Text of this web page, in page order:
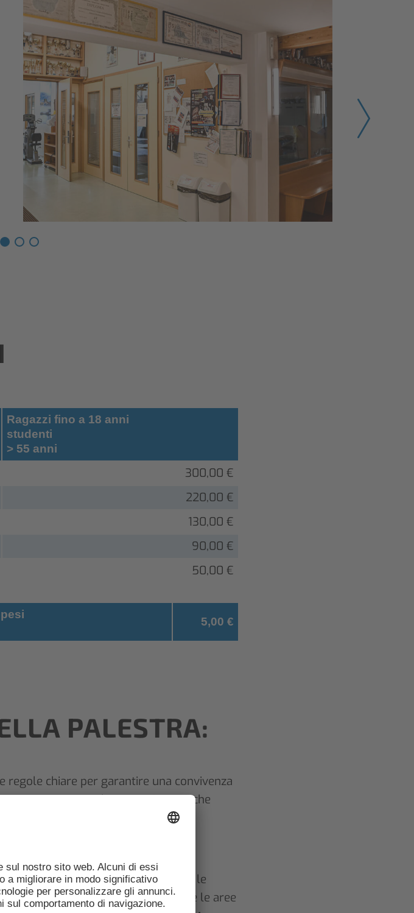
Ragazzi fino a 18 anni
studenti
> 55 anni
300,00 €
220,00 €
130,00 €
90,00 €
50,00 €
5,00 €
PALESTRA:
chiare per garantire una convivenza
queste regole per assicurare che
per tutti.
Trattare con cura gli attrezzi e le
dotazioni dello studio. Lasciare le aree